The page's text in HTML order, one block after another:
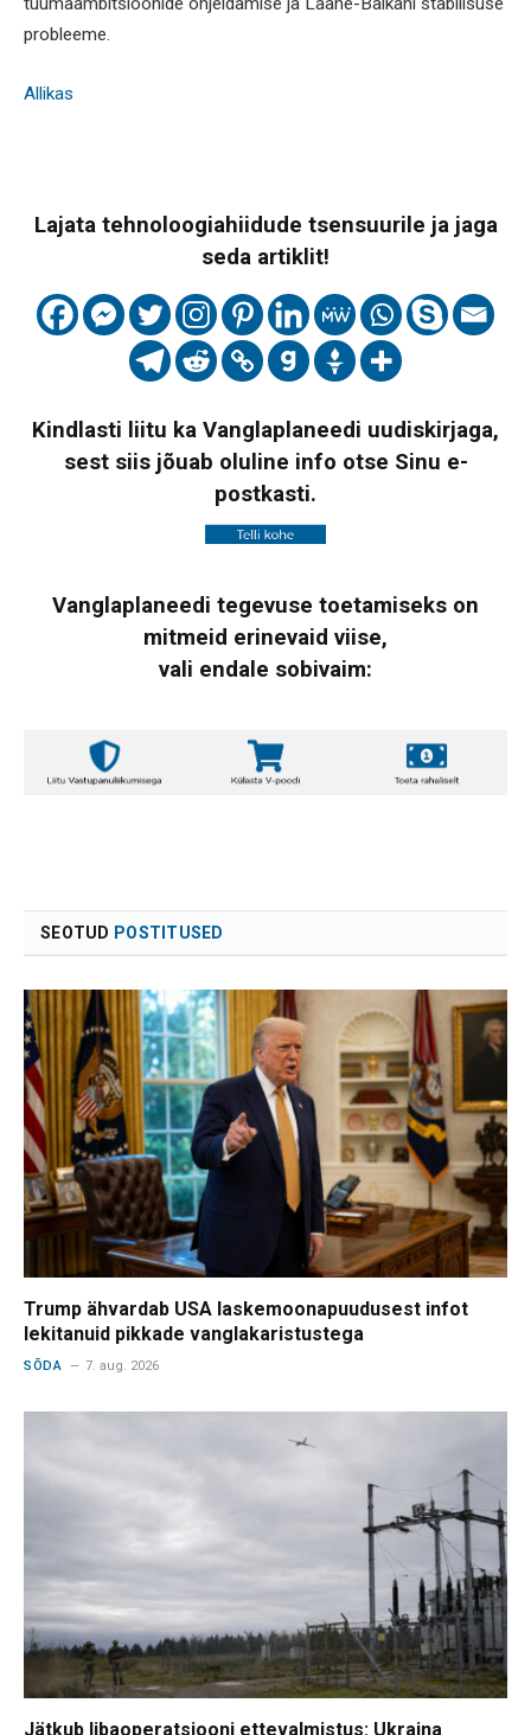
probleeme.
Allikas
Lajata tehnoloogiahiidude tsensuurile ja jaga
seda artiklit!
Kindlasti liitu ka Vanglaplaneedi uudiskirjaga,
sest siis jõuab oluline info otse Sinu e-
postkasti.
Vanglaplaneedi tegevuse toetamiseks on
mitmeid erinevaid viise,
vali endale sobivaim:
SEOTUD POSTITUSED
Trump ähvardab USA laskemoonapuudusest infot
lekitanuid pikkade vanglakaristustega
SÕDA 7. aug. 2026
Jätkub libaoperatsiooni ettevalmistus: Ukraina